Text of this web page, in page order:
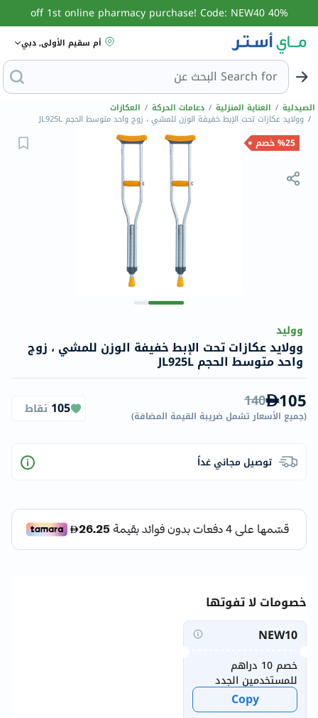
40% off 1st online pharmacy purchase! Code: NEW40
أم سقيم الأولى, دبي
Search for البح
الصيدلية / العناية المنزلية / دعامات الحركة / العكازات
/ وولايد عكازات تحت الإبط خفيفة الوزن للمشي ، زوج واحد متوسط ​​الحجم JL925L
%25 خصم
ووليد
وولايد عكازات تحت الإبط خفيفة الوزن للمشي ، زوج
واحد متوسط ​​الحجم JL925L
105
140
(جميع الأسعار تشمل ضريبة القيمة المضافة)
105 نقاط
توصيل مجاني غداً
خصومات لا تفوتها
NEW10
خصم 10 دراهم
للمستخدمين الجدد
Copy